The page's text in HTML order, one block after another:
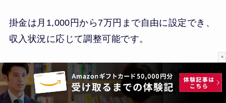
掛金は月1,000円から7万円まで自由に設定でき、
収入状況に応じて調整可能です。
節税しながら老後資金を作れる点で、小規模企業
共済は投資家にとって非常に強力な制度 といえま
×